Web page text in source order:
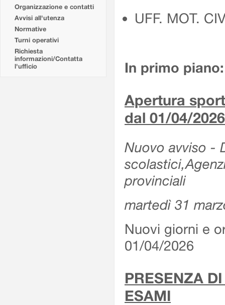
Organizzazione e contatti
Avvisi all'utenza
Normative
Turni operativi
Richiesta
informazioni/Contatta
l'ufficio
UFF. MOT.
In primo piano:
Apertura
dal 01/04/2026
Nuovo avviso -
provinciali
martedì 31
Nuovi giorni e
01/04/2026
PRESENZA
ESAMI